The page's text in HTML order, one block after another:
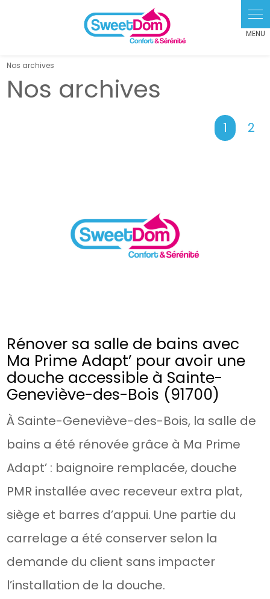
Nos archives
Nos archives
1 2
Rénover sa salle de bains avec
Ma Prime Adapt’ pour avoir une
douche accessible à Sainte-
Geneviève-des-Bois (91700)
À Sainte-Geneviève-des-Bois, la salle de
bains a été rénovée grâce à Ma Prime
Adapt’ : baignoire remplacée, douche
PMR installée avec receveur extra plat,
siège et barres d’appui. Une partie du
carrelage a été conserver selon la
demande du client sans impacter
l’installation de la douche.
Panneau de gestion des cookies